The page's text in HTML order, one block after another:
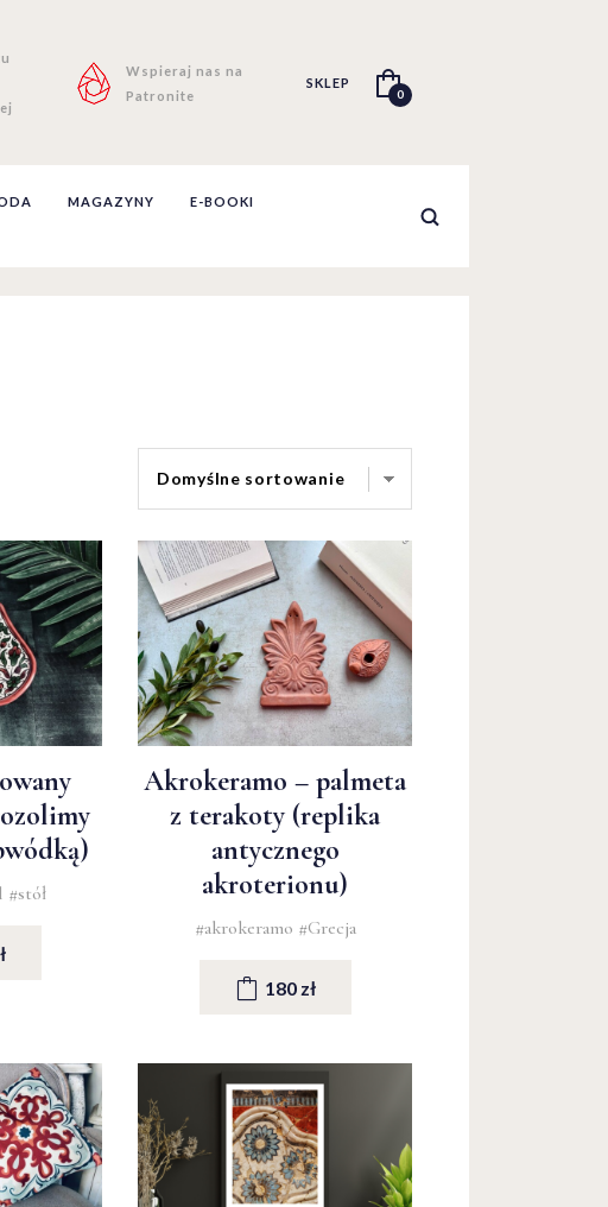
Wspieraj nas na
Patronite
SKLEP
0
MAGAZYNY
E-BOOKI
#stół
Akrokeramo – palmeta
z terakoty (replika
antycznego
akroterionu)
#akrokeramo #Grecja
180 zł